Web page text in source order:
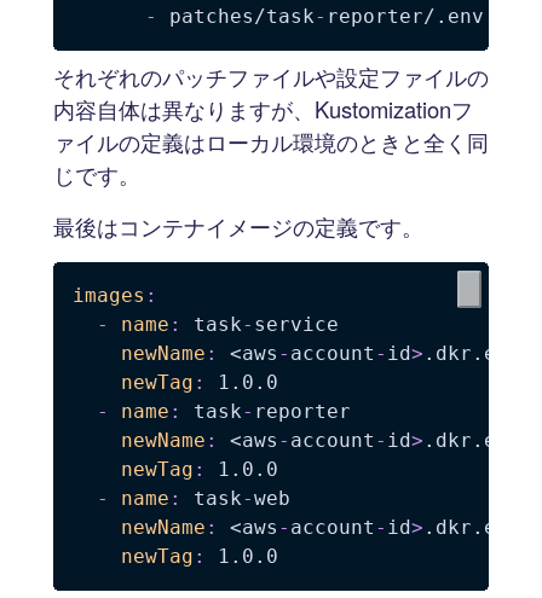
-
patches/task-
それぞれのパッチファイルや設定ファイルの
内容自体は異なりますが、Kustomizationフ
ァイルの定義はローカル環境のときと全く同
じです。
最後はコンテナイメージの定義です。
images :
-
name : task- service
newName : <aws - account - id>
newTag :
1.0.0
-
name : task- reporter
newName : <aws - account - id>
newTag :
1.0.0
-
name : task-web
newName : <aws - account - id>
newTag :